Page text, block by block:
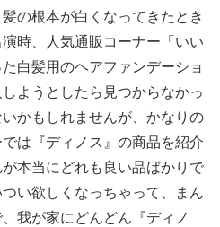
の根本が白くなってきたとき
時、人気通販コーナー「いい
白髪用のヘアファンデーショ
ようとしたら見つからなかっ
かもしれませんが、かなりの
は『ディノス』の商品を紹介
本当にどれも良い品ばかりで
い欲しくなっちゃって、まん
我が家にどんどん『ディノ